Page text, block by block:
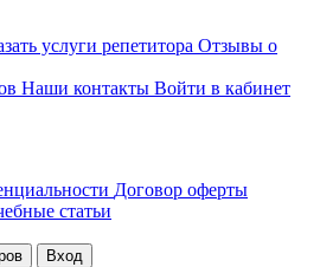
услуги репетитора Отзывы о
Наши контакты Войти в кабинет
Договор оферты
статьи
Вход